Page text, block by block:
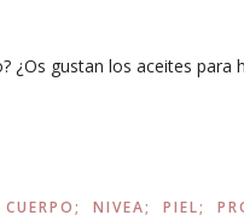
¿Os gustan los aceites para
CUERPO; NIVEA; PIEL;